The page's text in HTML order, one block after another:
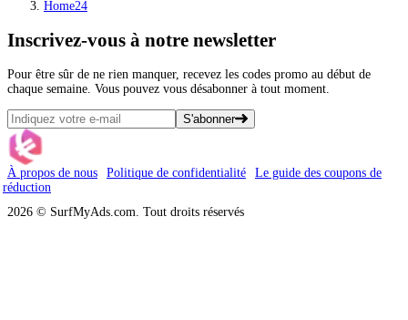
Home24
Inscrivez-vous à notre newsletter
Pour être sûr de ne rien manquer, recevez les codes promo au début de
chaque semaine. Vous pouvez vous désabonner à tout moment.
S'abonner
À propos de nous Politique de confidentialité
Le guide des coupons de
réduction
2026 © SurfMyAds.com. Tout droits réservés